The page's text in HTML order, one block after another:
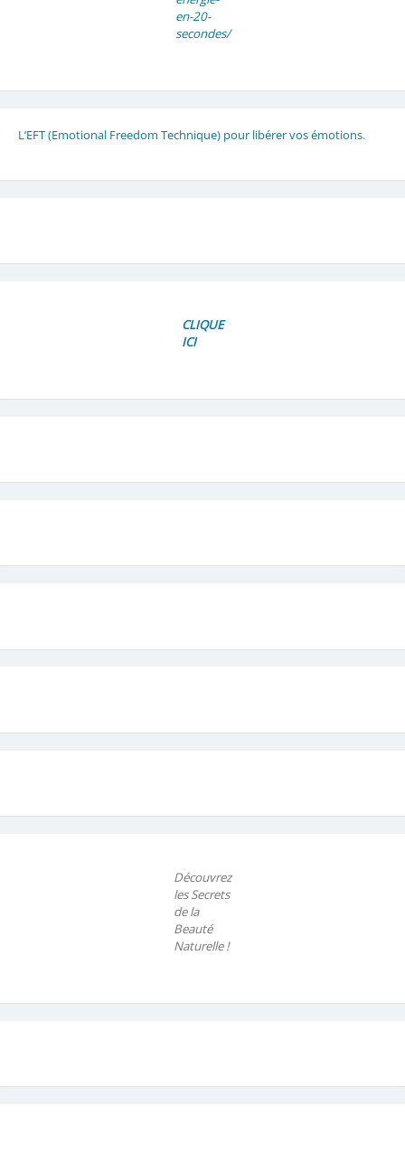
en-20-
secondes/
L’EFT (Emotional Freedom Technique) pour libérer vos émotions.
CLIQUE
ICI
Découvrez
les Secrets
de la
Beauté
Naturelle !